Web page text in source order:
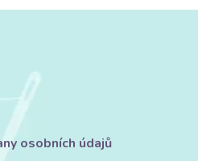
osobních údajů